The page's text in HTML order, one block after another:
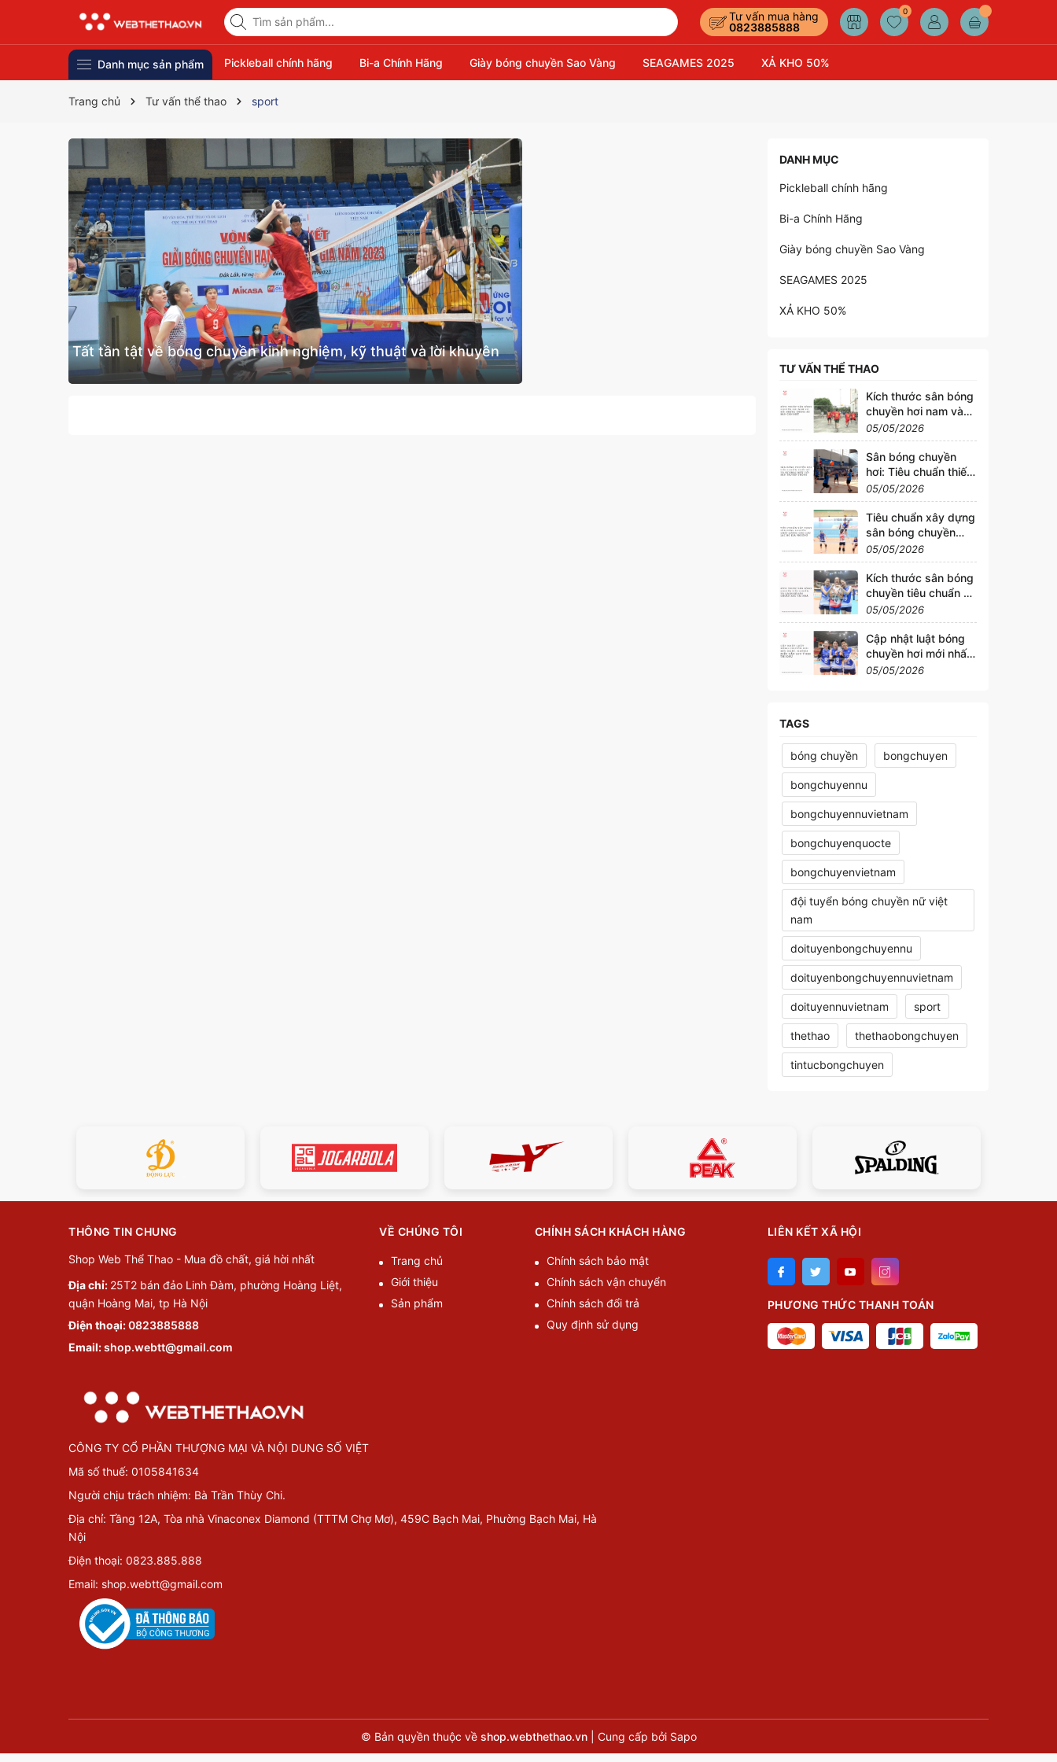
Tư vấn mua hàng
0823885888
0
Danh mục sản phẩm Pickleball chính hãng Bi-a Chính Hãng Giày bóng chuyền Sao Vàng SEAGAMES 2025 XẢ KHO 50%
Trang chủ Tư vấn thể thao sport
Tất tần tật về bóng chuyền kinh nghiệm, kỹ thuật và lời khuyên
DANH MỤC
Pickleball chính hãng
Bi-a Chính Hãng
Giày bóng chuyền Sao Vàng
SEAGAMES 2025
XẢ KHO 50%
TƯ VẤN THỂ THAO
Kích thước sân bóng
chuyền hơi nam và
nữ: Những thông số
bạn cần biết
05/05/2026
Sân bóng chuyền
hơi: Tiêu chuẩn thiết
kế và sự khác biệt
với sân truyền thống
05/05/2026
Tiêu chuẩn xây dựng
sân bóng chuyền
chất lượng cho câu
lạc bộ địa phương
05/05/2026
Kích thước sân bóng
chuyền tiêu chuẩn và
cách kẻ sân chuẩn
xác tại nhà
05/05/2026
Cập nhật luật bóng
chuyền hơi mới nhất:
Những điều cần lưu ý
05/05/2026
TAGS
bóng chuyền bongchuyen
bongchuyennu
bongchuyennuvietnam
bongchuyenquocte
bongchuyenvietnam
đội tuyển bóng chuyền nữ việt
nam
doituyenbongchuyennu
doituyenbongchuyennuvietnam
doituyennuvietnam sport
thethao thethaobongchuyen
tintucbongchuyen
THÔNG TIN CHUNG
Shop Web Thể Thao - Mua đồ chất, giá hời nhất
Địa chỉ: 25T2 bán đảo Linh Đàm, phường Hoàng Liệt,
quận Hoàng Mai, tp Hà Nội
Điện thoại:0823885888
Email:shop.webtt@gmail.com
VỀ CHÚNG TÔI
Trang chủ
Giới thiệu
Sản phẩm
CHÍNH SÁCH KHÁCH HÀNG
Chính sách bảo mật
Chính sách vận chuyển
Chính sách đổi trả
Quy định sử dụng
LIÊN KẾT XÃ HỘI
PHƯƠNG THỨC THANH TOÁN
CÔNG TY CỔ PHẦN THƯỢNG MẠI VÀ NỘI DUNG SỐ VIỆT
Mã số thuế: 0105841634
Người chịu trách nhiệm: Bà Trần Thùy Chi.
Địa chỉ: Tầng 12A, Tòa nhà Vinaconex Diamond (TTTM Chợ Mơ), 459C Bạch Mai, Phường Bạch Mai, Hà
Nội
Điện thoại: 0823.885.888
Email: shop.webtt@gmail.com
© Bản quyền thuộc về shop.webthethao.vn Cung cấp bởi Sapo